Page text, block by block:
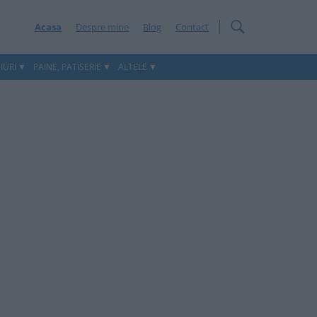
Acasa Despre mine Blog Contact
PAINE, PATISERIE ALTELE